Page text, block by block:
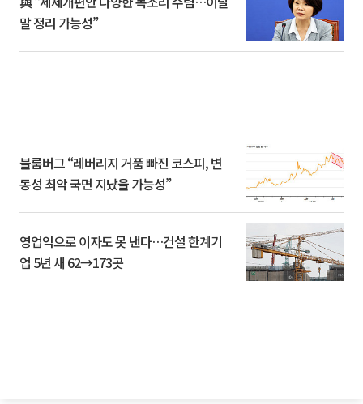
말 정리 가능성”
블룸버그 “레버리지 거품 빠진 코스피, 변
동성 최악 국면 지났을 가능성”
영업익으로 이자도 못 낸다…건설 한계기
업 5년 새 62→173곳